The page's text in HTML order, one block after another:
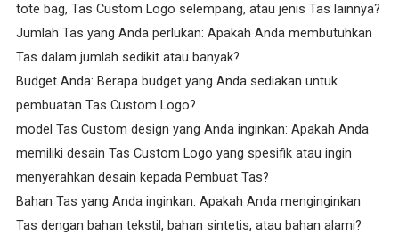
tote bag, Tas Custom Logo selempang, atau jenis Tas lainnya?
Jumlah Tas yang Anda perlukan: Apakah Anda membutuhkan
Tas dalam jumlah sedikit atau banyak?
Budget Anda: Berapa budget yang Anda sediakan untuk
pembuatan Tas Custom Logo?
model Tas Custom design yang Anda inginkan: Apakah Anda
memiliki desain Tas Custom Logo yang spesifik atau ingin
menyerahkan desain kepada Pembuat Tas?
Bahan Tas yang Anda inginkan: Apakah Anda menginginkan
Tas dengan bahan tekstil, bahan sintetis, atau bahan alami?